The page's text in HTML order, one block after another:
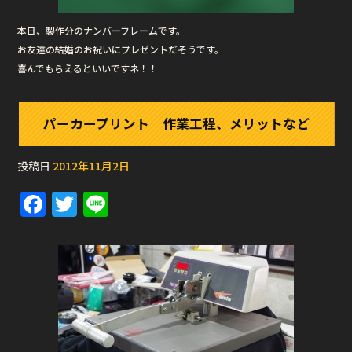
本日、製作分のナンバーフレームです。
お友達の結婚のお祝いにプレゼントだそうです。
喜んでもらえるといいですネ！！
パーカープリント 作業工程、メリットなど
投稿日 2012年11月2日
F
c
e
b
o
T
it
te
r
e